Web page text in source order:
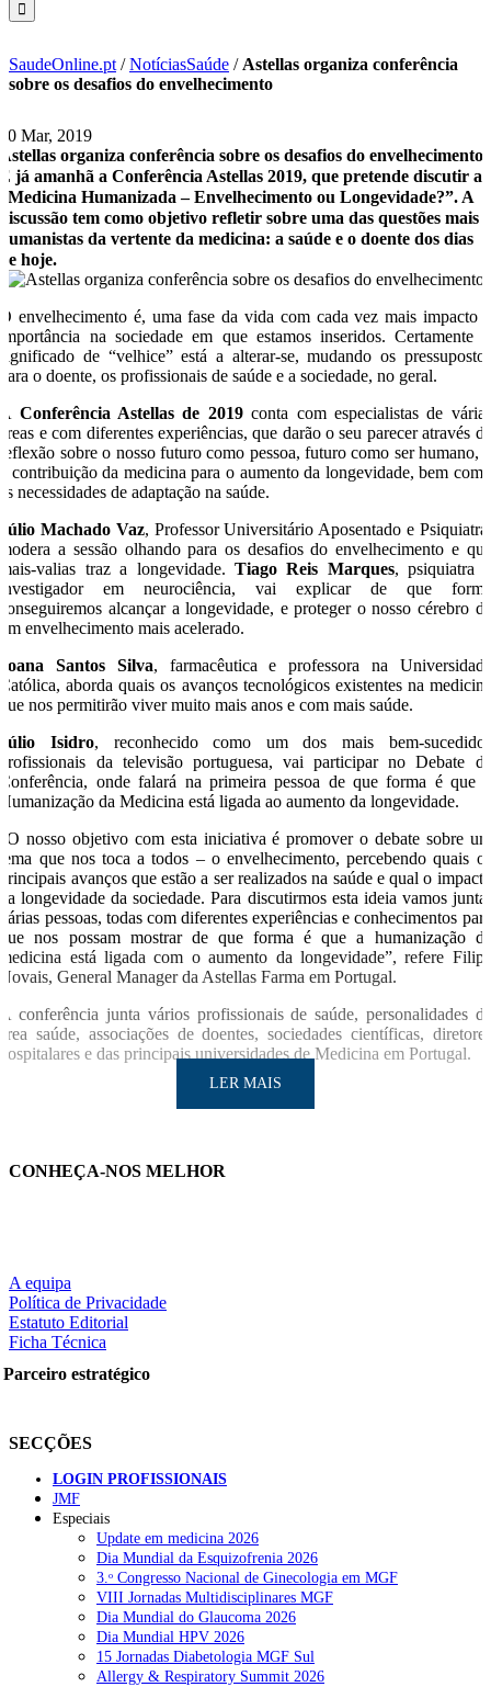
SaudeOnline.pt /NotíciasSaúde / Astellas organiza conferência
sobre os desafios do envelhecimento
20 Mar, 2019
Astellas organiza conferência sobre os desafios do envelhecimento
É já amanhã a Conferência Astellas 2019, que pretende discutir a
“Medicina Humanizada – Envelhecimento ou Longevidade?”. A
discussão tem como objetivo refletir sobre uma das questões mais
humanistas da vertente da medicina: a saúde e o doente dos dias
de hoje.
O envelhecimento é, uma fase da vida com cada vez mais impacto e
importância na sociedade em que estamos inseridos. Certamente o
significado de “velhice” está a alterar-se, mudando os pressupostos
para o doente, os profissionais de saúde e a sociedade, no geral.
A Conferência Astellas de 2019conta com especialistas de várias
áreas e com diferentes experiências, que darão o seu parecer através de
reflexão sobre o nosso futuro como pessoa, futuro como ser humano, e
a contribuição da medicina para o aumento da longevidade, bem como
as necessidades de adaptação na saúde.
Júlio Machado Vaz, Professor Universitário Aposentado e Psiquiatra,
modera a sessão olhando para os desafios do envelhecimento e que
mais-valias traz a longevidade. Tiago Reis Marques, psiquiatra e
investigador em neurociência, vai explicar de que forma
conseguiremos alcançar a longevidade, e proteger o nosso cérebro de
um envelhecimento mais acelerado.
Joana Santos Silva, farmacêutica e professora na Universidade
Católica, aborda quais os avanços tecnológicos existentes na medicina
que nos permitirão viver muito mais anos e com mais saúde.
Júlio Isidro, reconhecido como um dos mais bem-sucedidos
profissionais da televisão portuguesa, vai participar no Debate da
Conferência, onde falará na primeira pessoa de que forma é que a
Humanização da Medicina está ligada ao aumento da longevidade.
“O nosso objetivo com esta iniciativa é promover o debate sobre um
tema que nos toca a todos – o envelhecimento, percebendo quais os
principais avanços que estão a ser realizados na saúde e qual o impacto
na longevidade da sociedade. Para discutirmos esta ideia vamos juntar
várias pessoas, todas com diferentes experiências e conhecimentos para
que nos possam mostrar de que forma é que a humanização da
medicina está ligada com o aumento da longevidade”, refere Filipe
Novais, General Manager da Astellas Farma em Portugal.
A conferência junta vários profissionais de saúde, personalidades da
área saúde, associações de doentes, sociedades científicas, diretores
hospitalares e das principais universidades de Medicina em Portugal.
Partilhe nas redes sociais:
LER MAIS
CONHEÇA-NOS MELHOR
A equipa
Política de Privacidade
Estatuto Editorial
Ficha Técnica
Parceiro estratégico
SECÇÕES
LOGIN PROFISSIONAIS
JMF
Especiais
Update em medicina 2026
Dia Mundial da Esquizofrenia 2026
3.ᵒ Congresso Nacional de Ginecologia em MGF
VIII Jornadas Multidisciplinares MGF
Dia Mundial do Glaucoma 2026
Dia Mundial HPV 2026
15 Jornadas Diabetologia MGF Sul
Allergy & Respiratory Summit 2026